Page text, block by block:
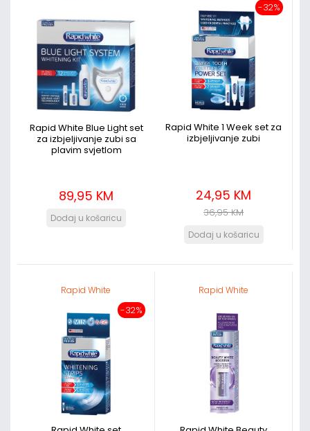
Rapid White Blue Light set
za izbjeljivanje zubi sa
plavim svjetlom
89,95 KM
-32%
Rapid White 1 Week set za
izbjeljivanje zubi
24,95 KM
36,95 KM
Rapid White
-32%
Rapid White